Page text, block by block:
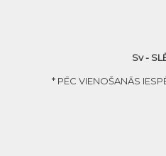
Sv -
* PĒC VIENOŠANĀS